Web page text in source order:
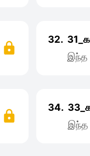
32.
இந்த
34.
இந்த